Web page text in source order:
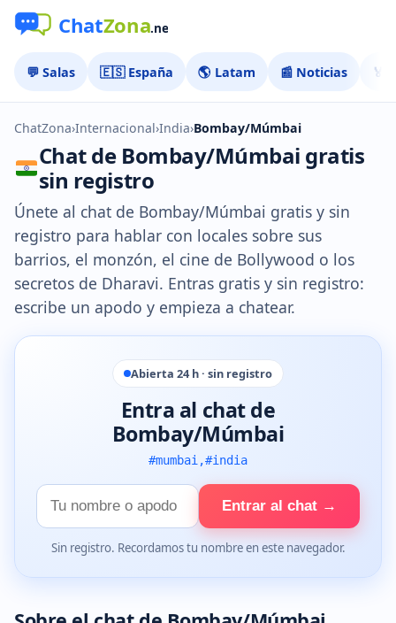
💬 Salas 🇪🇸 España 🌎 Latam 📰 Noticias 🏅
ChatZona›Internacional›India›Bombay/Múmbai
Chat de Bombay/Múmbai gratis
sin registro
Únete al chat de Bombay/Múmbai gratis y sin
registro para hablar con locales sobre sus
barrios, el monzón, el cine de Bollywood o los
secretos de Dharavi. Entras gratis y sin registro:
escribe un apodo y empieza a chatear.
Abierta 24 h · sin registro
Entra al chat de
Bombay/Múmbai
#mumbai,#india
Tu
nombre
Entrar al chat →
Sin registro. Recordamos tu nombre en este navegador.